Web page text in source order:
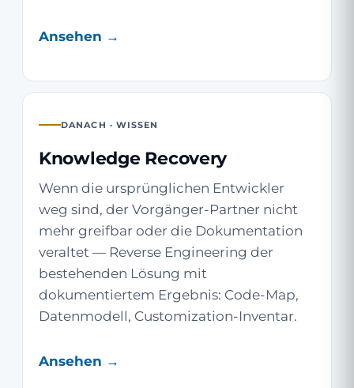
Ansehen →
DANACH · WISSEN
Knowledge Recovery
Wenn die ursprünglichen Entwickler
weg sind, der Vorgänger-Partner nicht
mehr greifbar oder die Dokumentation
veraltet — Reverse Engineering der
bestehenden Lösung mit
dokumentiertem Ergebnis: Code-Map,
Datenmodell, Customization-Inventar.
Ansehen →